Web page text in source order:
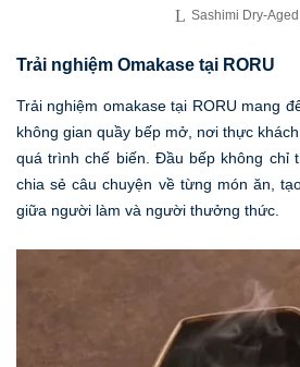
Sashimi Dry-Aged
Trải nghiệm Omakase tại RORU
Trải nghiệm omakase tại RORU mang
không gian quầy bếp mở, nơi thực
quá trình chế biến. Đầu bếp không chỉ
chia sẻ câu chuyện về từng món ăn,
giữa người làm và người thưởng thức.